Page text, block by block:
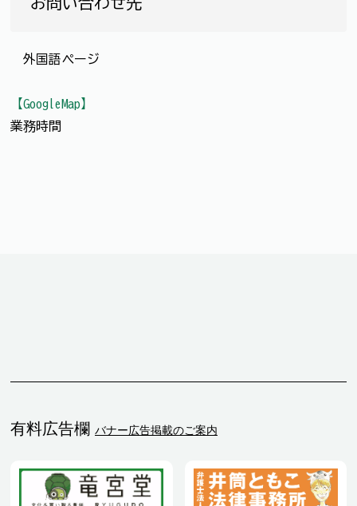
外国語ページ
【GoogleMap】
業務時間
有料広告欄 バナー広告掲載のご案内